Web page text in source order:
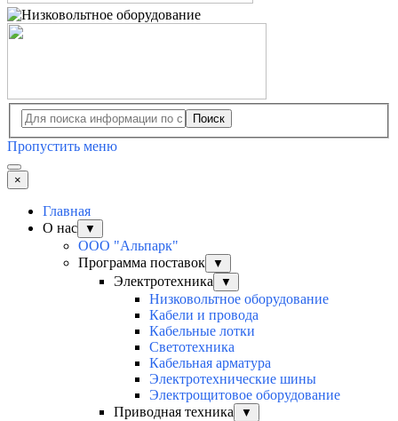
Поиск
Пропустить меню
×
Главная
О нас
▼
ООО "Альпарк"
Программа поставок
▼
Электротехника ▼
Низковольтное оборудование
Кабели и провода
Кабельные лотки
Светотехника
Кабельная арматура
Электротехнические шины
Электрощитовое оборудование
Приводная техника
▼